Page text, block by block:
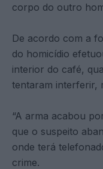
corpo do outro
De acordo com a
do homicídio
interior do café,
tentaram interferir,
“A arma acabou
que o suspeito
onde terá
crime.